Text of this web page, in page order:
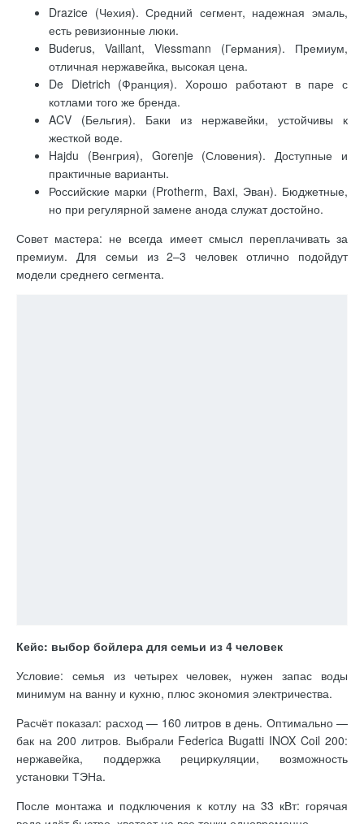
ACV (Бельгия). Баки из нержавейки, устойчивы к
жесткой воде.
Hajdu (Венгрия), Gorenje (Словения). Доступные и
практичные варианты.
Российские марки (Protherm, Baxi, Эван). Бюджетные,
но при регулярной замене анода служат достойно.
Совет мастера: не всегда имеет смысл переплачивать за
премиум. Для семьи из 2–3 человек отлично подойдут
модели среднего сегмента.
Проверьте, потянет ли котел нагрев выбранного бака.
Уточните материал бака и наличие анода.
Определите, нужны ли вам опции рециркуляции и
резервного ТЭНа.
Большинство проблем с бойлерами связано не с качеством
техники, а с неверным выбором или отсутствием
обслуживания. Если учитывать эти нюансы, даже бюджетный
бойлер прослужит десятилетиями.